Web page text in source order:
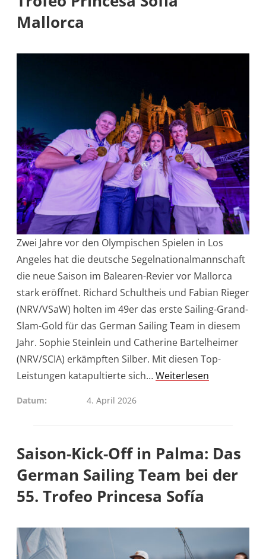
Mallorca
Zwei Jahre vor den Olympischen Spielen in Los
Angeles hat die deutsche Segelnationalmannschaft
die neue Saison im Balearen-Revier vor Mallorca
stark eröffnet. Richard Schultheis und Fabian Rieger
(NRV/VSaW) holten im 49er das erste Sailing-Grand-
Slam-Gold für das German Sailing Team in diesem
Jahr. Sophie Steinlein und Catherine Bartelheimer
(NRV/SCIA) erkämpften Silber. Mit diesen Top-
Leistungen katapultierte sich…Weiterlesen
Datum 4. April 2026
Saison-Kick-Off in Palma: Das
German Sailing Team bei der
55. Trofeo Princesa Sofía